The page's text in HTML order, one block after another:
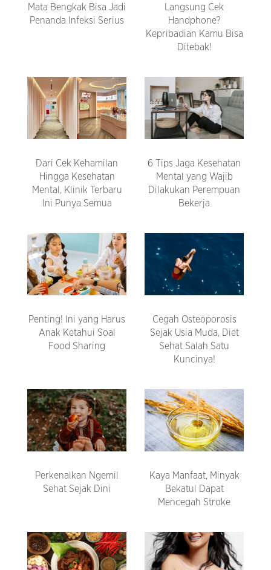
Mata Bengkak Bisa Jadi
Penanda Infeksi Serius
Langsung Cek
Handphone?
Kepribadian Kamu Bisa
Ditebak!
Dari Cek Kehamilan
Hingga Kesehatan
Mental, Klinik Terbaru
Ini Punya Semua
6 Tips Jaga Kesehatan
Mental yang Wajib
Dilakukan Perempuan
Bekerja
Penting! Ini yang Harus
Anak Ketahui Soal
Food Sharing
Cegah Osteoporosis
Sejak Usia Muda, Diet
Sehat Salah Satu
Kuncinya!
Perkenalkan Ngemil
Sehat Sejak Dini
Kaya Manfaat, Minyak
Bekatul Dapat
Mencegah Stroke